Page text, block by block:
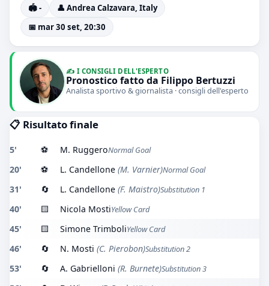
🏟️ -
👤 Andrea Calzavara, Italy
📅 mar 30 set, 20:30
✍️ I CONSIGLI DELL'ESPERTO
Pronostico fatto da Filippo Bertuzzi
Analista sportivo & giornalista · consigli dell'esperto
📋 Risultato finale
5' ⚽ M. RuggeroNormal Goal
20' ⚽ L. Candellone (M. Varnier)Normal Goal
31' 🔄 L. Candellone (F. Maistro)Substitution 1
40' 🟨 Nicola MostiYellow Card
45' 🟨 Simone TrimboliYellow Card
46' 🔄 N. Mosti (C. Pierobon)Substitution 2
53' 🔄 A. Gabrielloni (R. Burnete)Substitution 3